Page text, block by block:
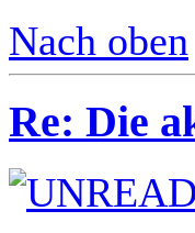
Nach oben
Re: Die